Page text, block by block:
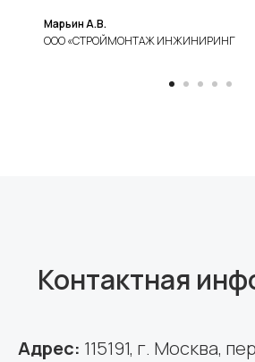
Марьин А.В.
ООО «СТРОЙМОНТАЖ ИНЖИНИРИНГ
Контактная
Адрес: 115191, г. Москва,